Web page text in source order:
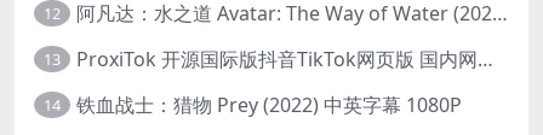
12 阿凡达：水之道 Avatar: The Way of Water (2022) 1080p 2k 4k 中文字幕
13 ProxiTok 开源国际版抖音TikTok网页版 国内网络直连
14 铁血战士：猎物 Prey (2022) 中英字幕 1080P